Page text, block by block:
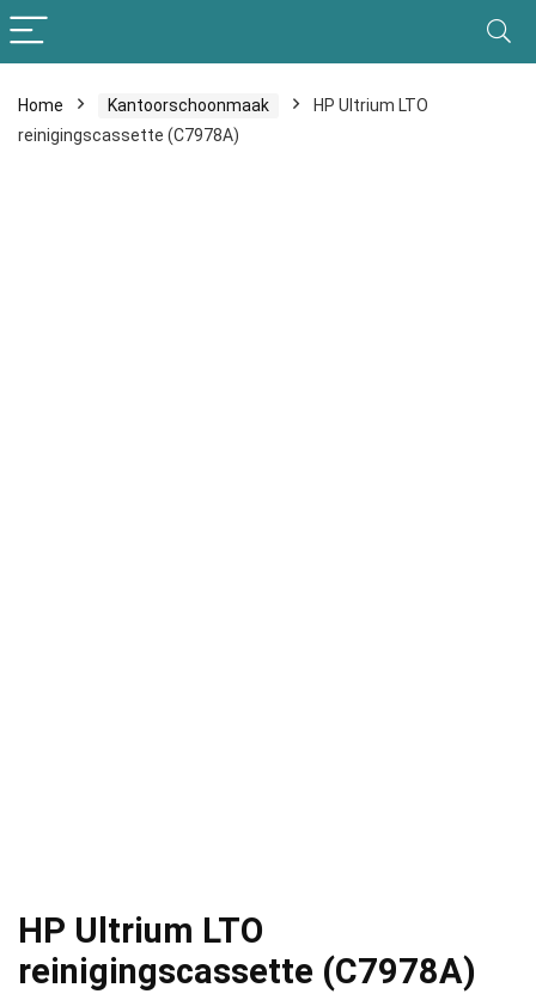
Home Kantoorschoonmaak
HP Ultrium LTO
reinigingscassette (C7978A)
HP Ultrium LTO
reinigingscassette (C7978A)